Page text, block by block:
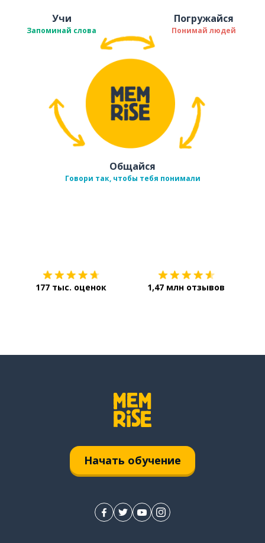
Учи
Запоминай слова
Погружайся
Понимай людей
Общайся
Говори так, чтобы тебя понимали
177 тыс. оценок 1,47 млн отзывов
Начать обучение